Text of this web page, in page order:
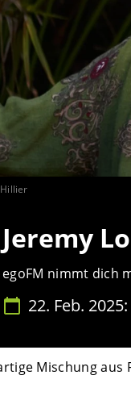
Jeremy
egoFM nimmt dich
22. Feb.
Mischung